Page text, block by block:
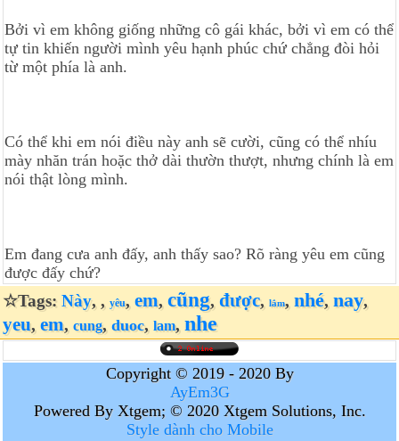
Bởi vì em không giống những cô gái khác, bởi vì em có thể
tự tin khiến người mình yêu hạnh phúc chứ chẳng đòi hỏi
từ một phía là anh.
Có thể khi em nói điều này anh sẽ cười, cũng có thể nhíu
mày nhăn trán hoặc thở dài thườn thượt, nhưng chính là em
nói thật lòng mình.
Em đang cưa anh đấy, anh thấy sao? Rõ ràng yêu em cũng
được đấy chứ?
☆Tags: Này, , yêu, em, cũng, được, lắm, nhé, nay,
yeu, em, cung, duoc, lam, nhe
Copyright © 2019 - 2020 By
AyEm3G
Powered By Xtgem; © 2020 Xtgem Solutions, Inc.
Style dành cho Mobile